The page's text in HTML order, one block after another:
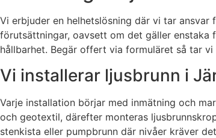
Vi erbjuder en helhetslösning där vi tar
förutsättningar, oavsett om det gäller
hållbarhet. Begär offert via formuläret så tar
Vi installerar ljusbrunn i
Varje installation börjar med inmätning och
och geotextil, därefter monteras
stenkista eller pumpbrunn där nivåer kräver